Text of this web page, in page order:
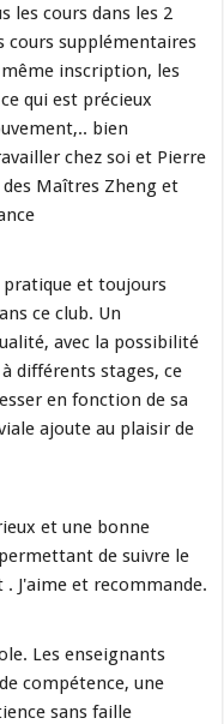
les cours dans les 2
cours supplémentaires
inscription, les
qui est précieux
bien
chez soi et Pierre
Maîtres Zheng et
pratique et toujours
ce club. Un
avec la possibilité
différents stages, ce
en fonction de sa
ajoute au plaisir de
et une bonne
de suivre le
J'aime et recommande.
Les enseignants
compétence, une
sans faille